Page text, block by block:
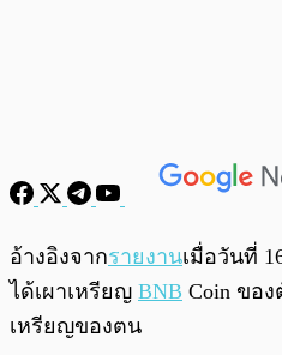
อ้างอิงจากรายงานเมื่อวันที่
ได้เผาเหรียญ BNB Coin ขอ
เหรียญของตน